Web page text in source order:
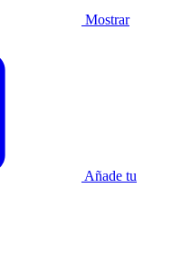
Mostrar
Añade tu